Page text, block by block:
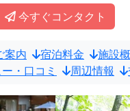
今すぐコンタクト
案内 宿泊料金 施設
・口コミ
周辺情報